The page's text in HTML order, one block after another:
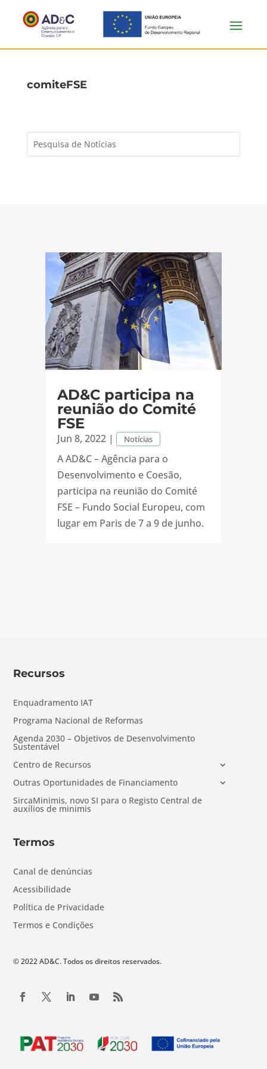
comiteFSE
AD&C participa na
reunião do Comité
FSE
Jun 8, 2022| Notícias
A AD&C – Agência para o
Desenvolvimento e Coesão,
participa na reunião do Comité
FSE – Fundo Social Europeu, com
lugar em Paris de 7 a 9 de junho.
Recursos
Enquadramento IAT
Programa Nacional de Reformas
Agenda 2030 – Objetivos de Desenvolvimento
Sustentável
Centro de Recursos
Outras Oportunidades de Financiamento
SircaMinimis, novo SI para o Registo Central de
auxílios de minimis
Termos
Canal de denúncias
Acessibilidade
Política de Privacidade
Termos e Condições
© 2022 AD&C. Todos os direitos reservados.